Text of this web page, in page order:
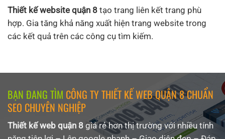
Thiết kế website quận 8 tạo trang liên kết trang phù
hợp. Gia tăng khả năng xuất hiện trang website trong
các kết quả trên các công cụ tìm kiếm.
BẠN ĐANG TÌM CÔNG TY THIẾT KẾ WEB QUẬN 8 CHUẨN
SEO CHUYÊN NGHIỆP
Thiết kế web quận 8 giá rẻ hơn thị trường với nhiều tính